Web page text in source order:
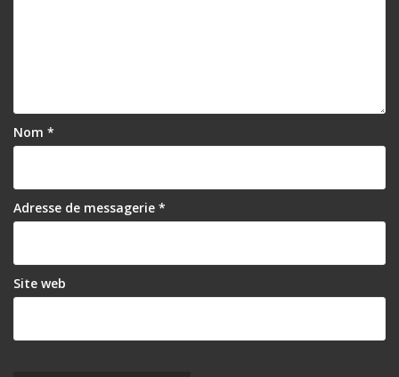
Nom *
Adresse de messagerie *
Site web